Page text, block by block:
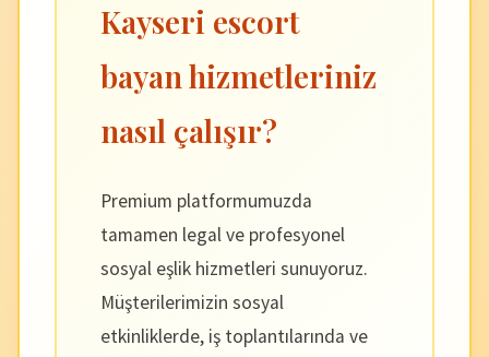
Kayseri escort
bayan hizmetleriniz
nasıl çalışır?
Premium platformumuzda
tamamen legal ve profesyonel
sosyal eşlik hizmetleri sunuyoruz.
Müşterilerimizin sosyal
etkinliklerde, iş toplantılarında ve